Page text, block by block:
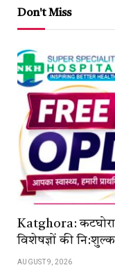
Don't Miss
Katghora: कटघोरा
विशेषज्ञों की
AUGUST 9, 2026